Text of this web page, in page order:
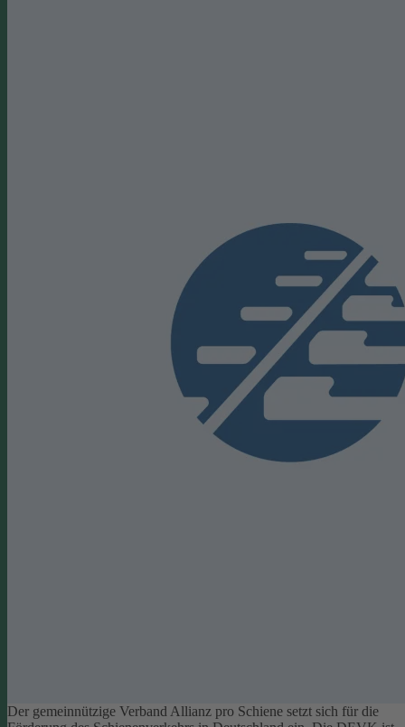
Der gemeinnützige Verband Allianz pro Schiene setzt sich für die